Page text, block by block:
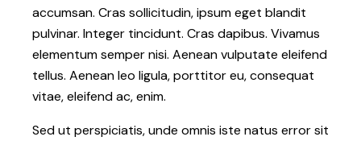
accumsan. Cras sollicitudin, ipsum eget blandit
pulvinar. Integer tincidunt. Cras dapibus. Vivamus
elementum semper nisi. Aenean vulputate eleifend
tellus. Aenean leo ligula, porttitor eu, consequat
vitae, eleifend ac, enim.
Sed ut perspiciatis, unde omnis iste natus error sit